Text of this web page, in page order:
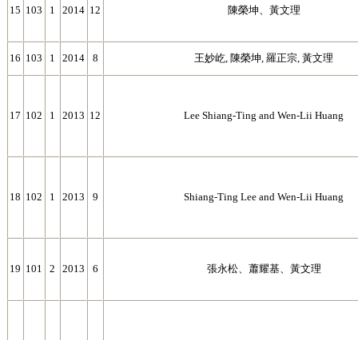
15 103 1 2014 12 陳榮坤、黃文理
16 103 1 2014 8 王妙屹, 陳榮坤, 羅正宗, 黃文理
17 102 1 2013 12 Lee Shiang-Ting and Wen-Lii Huang
18 102 1 2013 9 Shiang-Ting Lee and Wen-Lii Huang
19 101 2 2013 6 張永松、蕭耀基、黃文理